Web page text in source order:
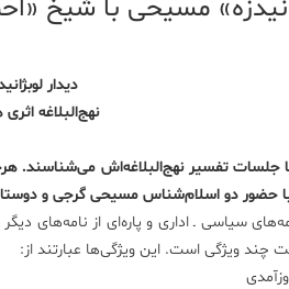
مسیحی با شیخ
دیدار
نهج‌البلاغه
دو اسلام‌شناس مسیحی گرجی و
چند ویژگی است. این ویژگی‌ها عبارتند از: